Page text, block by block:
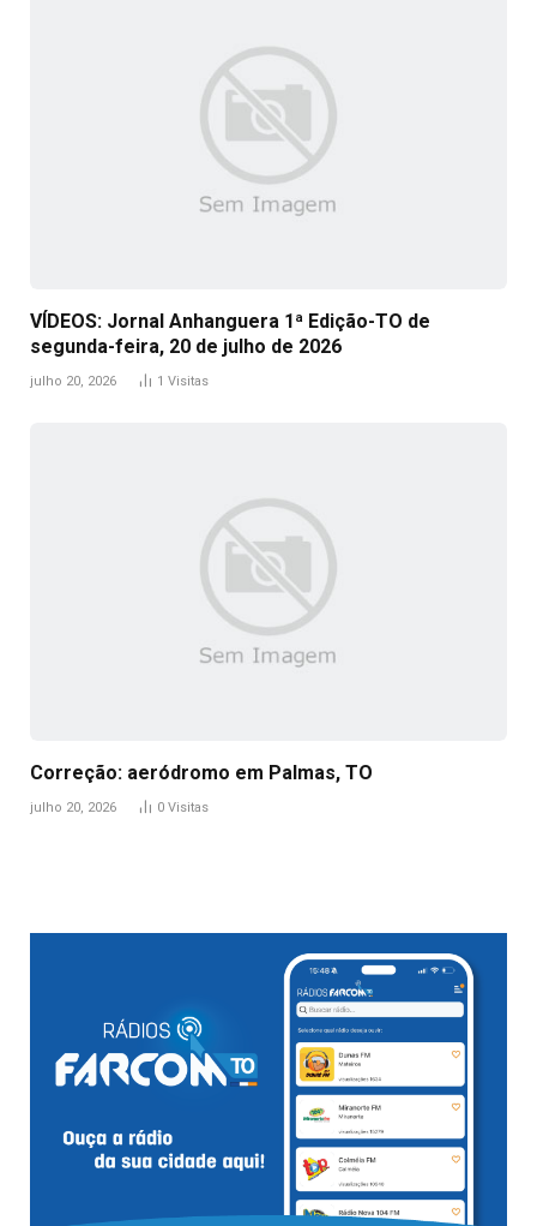
VÍDEOS: Jornal Anhanguera 1ª Edição-TO de
segunda-feira, 20 de julho de 2026
julho 20, 2026 1 Visitas
Correção: aeródromo em Palmas, TO
julho 20, 2026 0 Visitas